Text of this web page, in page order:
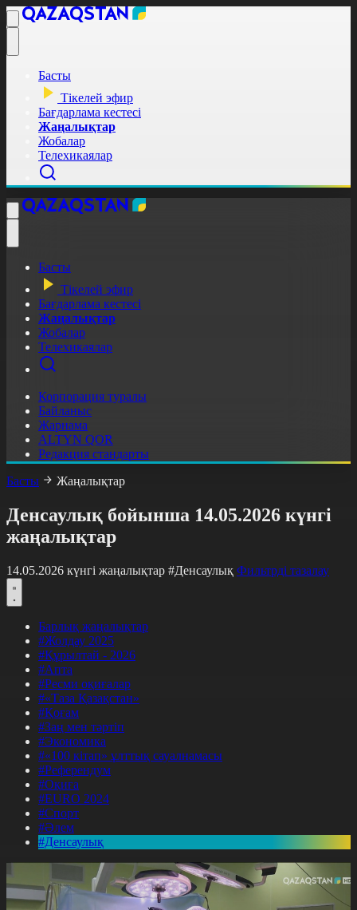
Басты
Тікелей эфир
Бағдарлама кестесі
Жаңалықтар
Жобалар
Телехикаялар
Басты
Тікелей эфир
Бағдарлама кестесі
Жаңалықтар
Жобалар
Телехикаялар
Корпорация туралы
Байланыс
Жарнама
ALTYN QOR
Редакция стандарты
Басты
Жаңалықтар
Денсаулық бойынша 14.05.2026 күнгі
жаңалықтар
14.05.2026 күнгі жаңалықтар #Денсаулық Фильтрді тазалау
Барлық жаңалықтар
#Жолдау 2025
#Құрылтай - 2026
#Апта
#Ресми оқиғалар
#«Таза Қазақстан»
#Қоғам
#Заң мен тәртіп
#Экономика
#«100 кітап» ұлттық сауалнамасы
#Референдум
#Оқиға
#EURO 2024
#Спорт
#Әлем
#Денсаулық